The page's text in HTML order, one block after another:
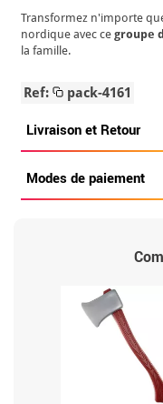
Transformez n'importe
nordique avec cegroupe
la famille.
Ref: pack-4161
Livraison et Retour
Modes de paiement